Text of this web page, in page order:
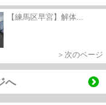
【練馬区早宮】解体...
＞次のページ
へ